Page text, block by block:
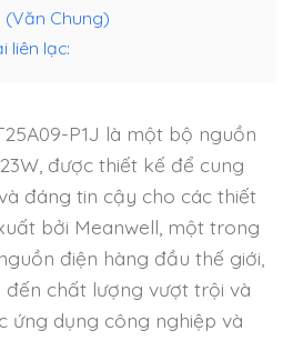
(Văn Chung)
liên lạc:
P1J là một bộ nguồn
được thiết kế để cung
đáng tin cậy cho các thiết
bởi Meanwell, một trong
điện hàng đầu thế giới,
đến chất lượng vượt trội và
ứng dụng công nghiệp và